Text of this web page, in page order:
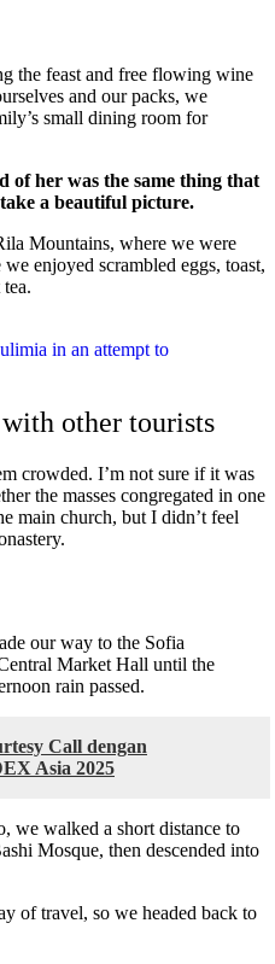
the feast and free flowing wine
and our packs, we
small dining room for
of her was the same thing that
a beautiful picture.
Mountains, where we were
enjoyed scrambled eggs, toast,
in an attempt to
other tourists
crowded. I’m not sure if it was
the masses congregated in one
main church, but I didn’t feel
our way to the Sofia
Market Hall until the
rain passed.
Call dengan
Asia 2025
we walked a short distance to
Mosque, then descended into
of travel, so we headed back to